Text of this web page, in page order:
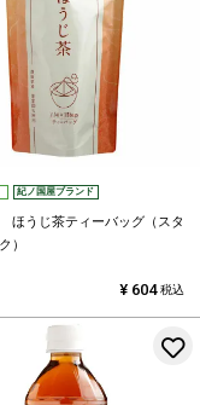
紀ノ国屋ブランド
ほうじ茶ティーバッグ（スタ
）
¥ 604 税込